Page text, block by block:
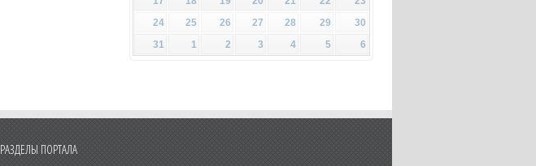
24
25 26 27 28 29
30
31
1 2 3 4 5 6
РАЗДЕЛЫ ПОРТАЛА